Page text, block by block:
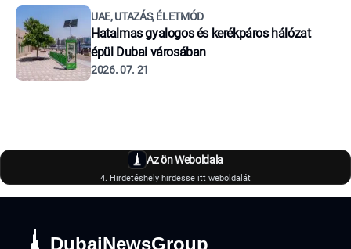
UAE, UTAZÁS, ÉLETMÓD
Hatalmas gyalogos és kerékpáros hálózat
épül Dubai városában
2026. 07. 21
Az ön Weboldala
4. Hirdetéshely hirdesse itt weboldalát
DubaiNewsGroup